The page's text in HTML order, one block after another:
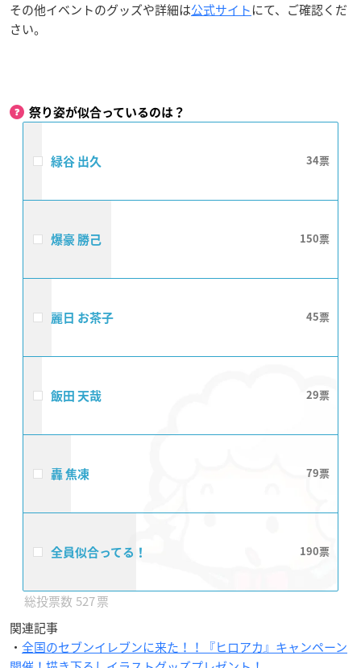
その他イベントのグッズや詳細は公式サイトにて、ご確認くだ
さい。
祭り姿が似合っているのは？
緑谷 出久 34
爆豪 勝己 150
麗日 お茶子 45
飯田 天哉 29
轟 焦凍 79
全員似合ってる！ 190
527
関連記事
・ 全国のセブンイレブンに来た！！『ヒロアカ』キャンペーン